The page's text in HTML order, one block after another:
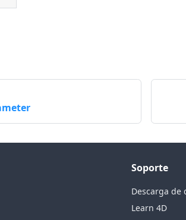
Soporte
Descarga de
Learn 4D